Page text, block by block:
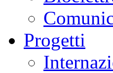
Progetti